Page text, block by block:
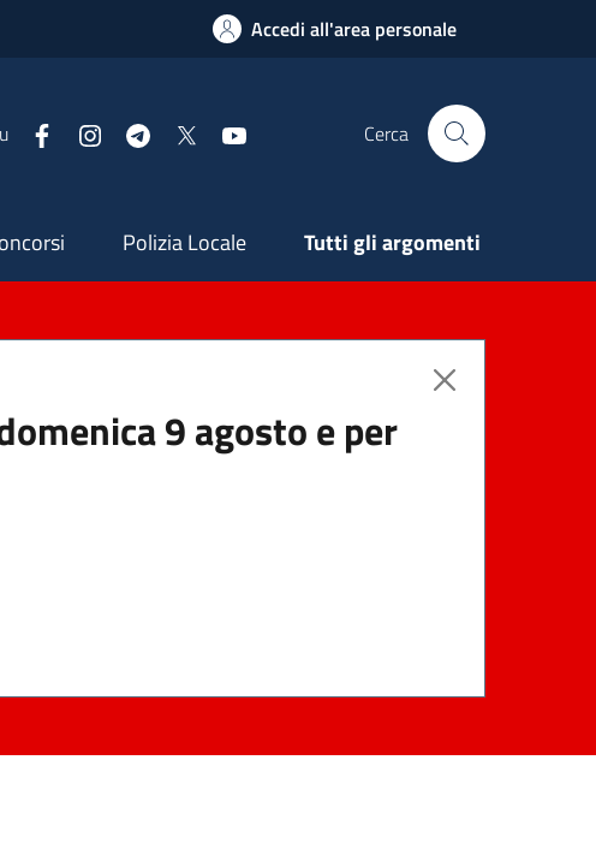
Accedi all'area personale
FacebookInstagramTelegram Cerca
Polizia Locale Tutti gli argomenti
9 agosto e per